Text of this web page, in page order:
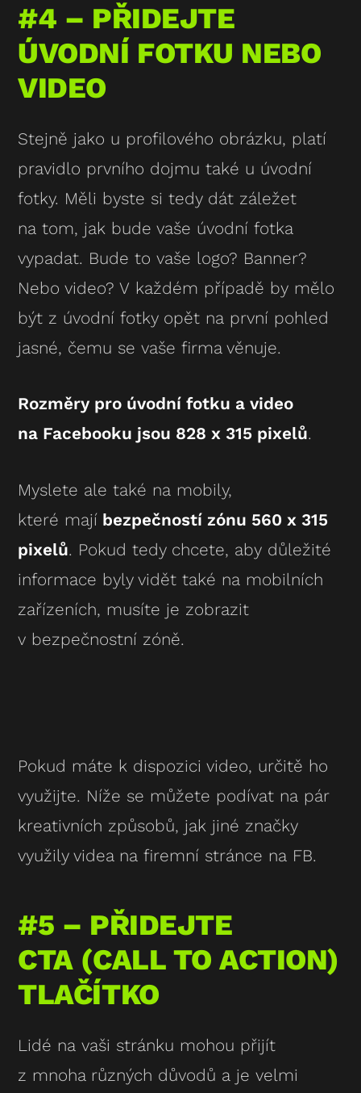
#4 – PŘIDEJTE
ÚVODNÍ FOTKU NEBO
VIDEO
Stejně jako u profilového obrázku, platí
pravidlo prvního dojmu také u úvodní
fotky. Měli byste si tedy dát záležet
na tom, jak bude vaše úvodní fotka
vypadat. Bude to vaše logo? Banner?
Nebo video? V každém případě by mělo
být z úvodní fotky opět na první pohled
jasné, čemu se vaše firma věnuje.
Rozměry pro úvodní fotku a video
na Facebooku jsou 828 x 315 pixelů.
Myslete ale také na mobily,
které mají bezpečností zónu 560 x 315
pixelů. Pokud tedy chcete, aby důležité
informace byly vidět také na mobilních
zařízeních, musíte je zobrazit
v bezpečnostní zóně.
Pokud máte k dispozici video, určitě ho
využijte. Níže se můžete podívat na pár
kreativních způsobů, jak jiné značky
využily videa na firemní stránce na FB.
#5 – PŘIDEJTE
CTA (CALL TO ACTION)
TLAČÍTKO
Lidé na vaši stránku mohou přijít
z mnoha různých důvodů a je velmi